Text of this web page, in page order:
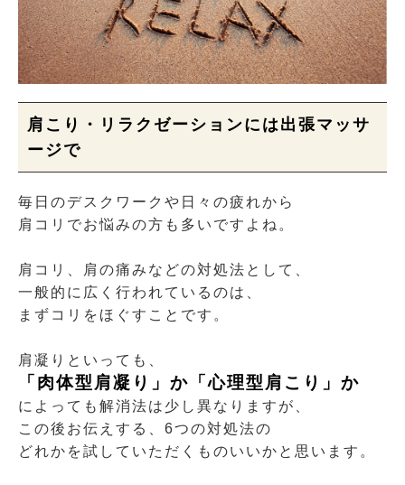
肩こり・リラクゼーションには出張マッサ
ージで
毎日のデスクワークや日々の疲れから
肩コリでお悩みの方も多いですよね。
肩コリ、肩の痛みなどの対処法として、
一般的に広く行われているのは、
まずコリをほぐすことです。
肩凝りといっても、
「肉体型肩凝り」か「心理型肩こり」か
によっても解消法は少し異なりますが、
この後お伝えする、6つの対処法の
どれかを試していただくものいいかと思います。